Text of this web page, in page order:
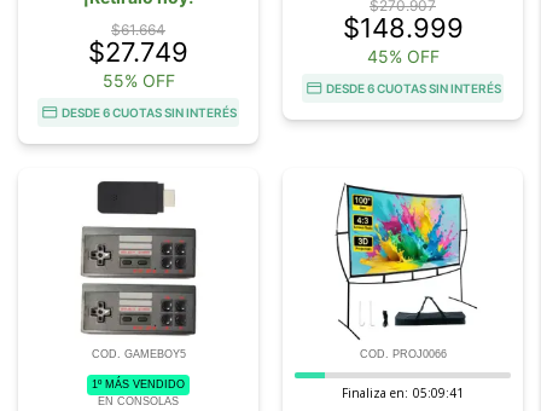
$61.664
$27.749
55% OFF
DESDE 6 CUOTAS SIN INTERÉS
$270.907
$148.999
45% OFF
DESDE 6 CUOTAS SIN INTERÉS
COD. GAMEBOY5
1º MÁS VENDIDO
EN CONSOLAS
COD. PROJ0066
Finaliza en: 05:09:41